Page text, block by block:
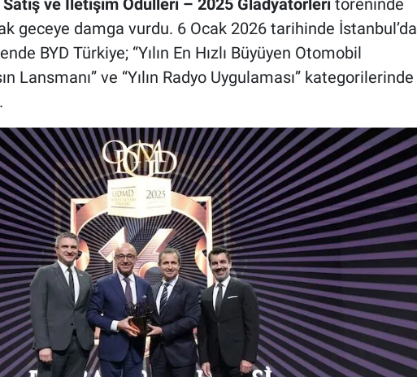
Satış ve İletişim Ödülleri – 2025 Gladyatörleritöreninde
geceye damga vurdu. 6 Ocak 2026 tarihinde İstanbul’da
BYD Türkiye; “Yılın En Hızlı Büyüyen Otomobil
Lansmanı” ve “Yılın Radyo Uygulaması” kategorilerinde